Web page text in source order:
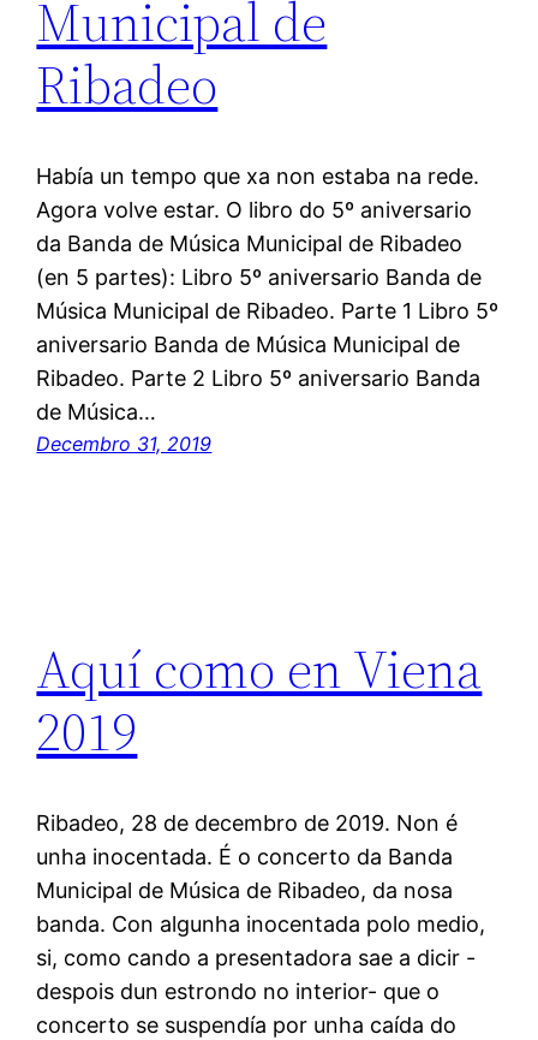
Municipal de
Ribadeo
Había un tempo que xa non estaba na rede.
Agora volve estar. O libro do 5º aniversario
da Banda de Música Municipal de Ribadeo
(en 5 partes): Libro 5º aniversario Banda de
Música Municipal de Ribadeo. Parte 1 Libro 5º
aniversario Banda de Música Municipal de
Ribadeo. Parte 2 Libro 5º aniversario Banda
de Música…
Decembro 31, 2019
Aquí como en Viena
2019
Ribadeo, 28 de decembro de 2019. Non é
unha inocentada. É o concerto da Banda
Municipal de Música de Ribadeo, da nosa
banda. Con algunha inocentada polo medio,
si, como cando a presentadora sae a dicir -
despois dun estrondo no interior- que o
concerto se suspendía por unha caída do